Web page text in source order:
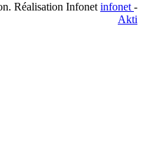
Réalisation Infonet infonet -
Akti